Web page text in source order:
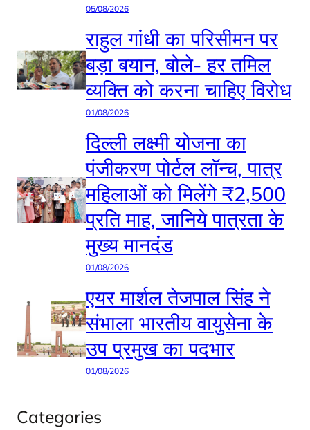
05/08/2026
राहुल गांधी का परिसीमन पर
बड़ा बयान, बोले- हर तमिल
व्यक्ति को करना चाहिए विरोध
01/08/2026
दिल्ली लक्ष्मी योजना का
पंजीकरण पोर्टल लॉन्च, पात्र
महिलाओं को मिलेंगे ₹2,500
प्रति माह, जानिये पात्रता के
मुख्य मानदंड
01/08/2026
एयर मार्शल तेजपाल सिंह ने
संभाला भारतीय वायुसेना के
उप प्रमुख का पदभार
01/08/2026
Categories